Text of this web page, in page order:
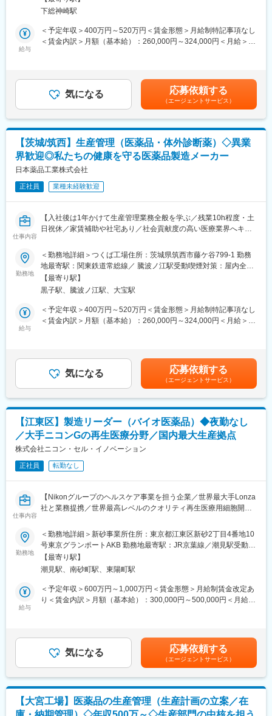
【同社商材について】
取引先はコンビニエンスストアやドラッグストアで見かけるよう
な大手メーカーです。
・ビルベリー
＜具体的な業務内容＞
・年間の製造計画（年間生産数量）の策定業務
・生産計画に基づく生産日程の作成業務
・生産管理業務全般に関する他部署との調整業務
・事業所内の新規ビジネスの導入や調整業務
・医薬品等の製造関連の法令に関係した業務
◎入社後にお任せする業務：
先輩部員のサポートを行いながら、1年程度、生産管理全体を把握
していただきます。
※部内OJTや、製造部門研修で生産の流れを理解していただきま
す。
◎将来的にお任せする業務：
製造日程または、原材料引当業務の主担当をイメージしていま
す。
■魅力ポイント：
仕事にも携わり、製品の計画段階から完成後の供給まで一貫して
関わることができます。このように自らの努力が直接的に結果と
して現れる瞬間があり、に大きな達成感を感じることができま
す。
まで業携わることができ、俯瞰的に様々な部署を動かすことがで
きます。
■福利厚生：
・家族手当あり（扶養配偶1.5万円 子供1名につき0.5万円）
・家賃補助あり（独身者：1万円、既婚者：3万円）
・社宅あり
・インフレ手当あり
・マイカー通勤可
■配属部署：
■当社について：
当社は、ジェネリック医薬品の製造販売メーカーです。先発医薬
社のグループの一員としての利点を生かしつつ、グループ内の製
造を担う立場として、誠実な安全管理と品質保証を目指していま
す。
変更の範囲：会社の定める業務
下総神崎駅
給与
＜予定年収＞400万円～520万円＜賃金形態＞月給制特記事項なし
＜賃金内訳＞月額（基本給）：260,000円～324,000円＜月給＞
25歳（独身）： 400万円30歳（独身）： 450万円35歳（妻扶
養）：520万円賃金はあくまでも目安の金額であり、選考を通じ
て上下する可能性があります。月給(月額)は固定手当を含めた表記
です。
気になる 応募依頼する
（エージェントサービス）
【茨城/筑西】生産管理（医薬品・体外診断薬）◇異業
界歓迎◎私たちの健康を守る医薬品製造メーカー
日本薬品工業株式会社
正社員 業種未経験歓迎
仕事内容
【入社後は1年かけて生産管理業務全般を学ぶ／残業10h程度・土
日祝休／家賃補助や社宅あり／社会貢献度の高い医療業界へキャ
■職務内容：
医薬品工場にて、生産管理業務をお任せします。
＜具体的な業務内容＞
・年間の製造計画（年間生産数量）の策定業務
・生産計画に基づく生産日程の作成業務
・生産管理業務全般に関する他部署との調整業務
・事業所内の新規ビジネスの導入や調整業務
・医薬品等の製造関連の法令に関係した業務
◎入社後にお任せする業務：
先輩部員のサポートを行いながら、1年程度、生産管理全体を把握
していただきます。
※部内OJTや、製造部門研修で生産の流れを理解していただきま
す。
◎将来的にお任せする業務：
製造日程または、原材料引当業務の主担当をイメージしていま
す。
■魅力ポイント：
仕事にも携わり、製品の計画段階から完成後の供給まで一貫して
関わることができます。このように自らの努力が直接的に結果と
して現れる瞬間があり、に大きな達成感を感じることができま
す。
まで業携わることができ、俯瞰的に様々な部署を動かすことがで
きます。
■福利厚生：
・家族手当あり（扶養配偶1.5万円 子供1名につき0.5万円）
・家賃補助あり（独身者：1万円、既婚者：3万円）
・社宅あり
・インフレ手当あり
勤務地
＜勤務地詳細＞つくば工場住所：茨城県筑西市藤ケ谷799-1 勤務
地最寄駅：関東鉄道常総線／ 騰波ノ江駅受動喫煙対策：屋内全面
禁煙変更の範囲：会社の定める事業所
【最寄り駅】
黒子駅、騰波ノ江駅、大宝駅
給与
＜予定年収＞400万円～520万円＜賃金形態＞月給制特記事項なし
＜賃金内訳＞月額（基本給）：260,000円～324,000円＜月給＞
25歳（独身）： 400万円30歳（独身）： 450万円35歳（妻扶
養）：520万円賃金はあくまでも目安の金額であり、選考を通じ
て上下する可能性があります。月給(月額)は固定手当を含めた表記
です。
気になる 応募依頼する
（エージェントサービス）
【江東区】製造リーダー（バイオ医薬品）◆夜勤なし
／大手ニコンGの再生医療分野／国内最大生産拠点
株式会社ニコン・セル・イノベーション
正社員 転勤なし
仕事内容
【Nikonグループのヘルスケア事業を担う企業／世界最大手Lonza
社と業務提携／世界最高レベルのクオリティ再生医療用細胞開
【はじめに】
製造課のリーダーとして治験薬や上市製品の培養から包装までを
統括し、高品質な供給体制を構築する役割です。受託案件の多様
な中間体・完成品製造を主導し、厳格な品質管理を通じてバイオ
創薬の社会実装を実現いただきます。
■製造と工程統括：
培養、充填、凍結保存、包装の実務に加え、現場での的確な作業
■組織と進行管理：
勤務地
＜勤務地詳細＞新砂事業所住所：東京都江東区新砂2丁目4番地10
号東京グランポートAKB 勤務地最寄駅：JR京葉線／潮見駅受動喫
煙対策：屋内全面禁煙変更の範囲：会社の定める事業所
【最寄り駅】
潮見駅、南砂町駅、東陽町駅
給与
＜予定年収＞600万円～1,000万円＜賃金形態＞月給制賃金改定あ
り＜賃金内訳＞月額（基本給）：300,000円～500,000円＜月給＞
職の場合は対象外）賃金はあくまでも目安の金額であり、選考を
通じて上下する可能性があります。月給(月額)は固定手当を含めた
表記です。
気になる 応募依頼する
（エージェントサービス）
【大宮工場】医薬品の生産管理（生産計画の立案／在